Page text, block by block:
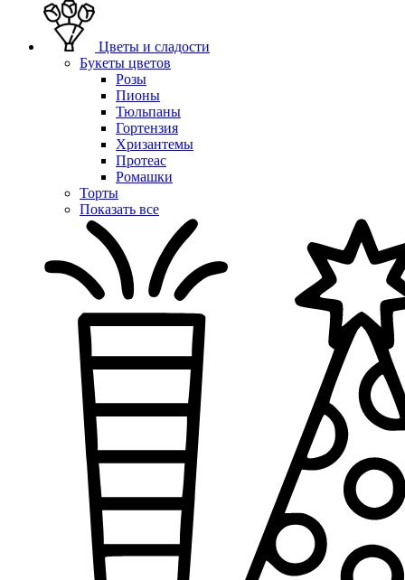
Цветы и сладости
Букеты цветов
Розы
Пионы
Тюльпаны
Гортензия
Хризантемы
Протеас
Ромашки
Торты
Показать все